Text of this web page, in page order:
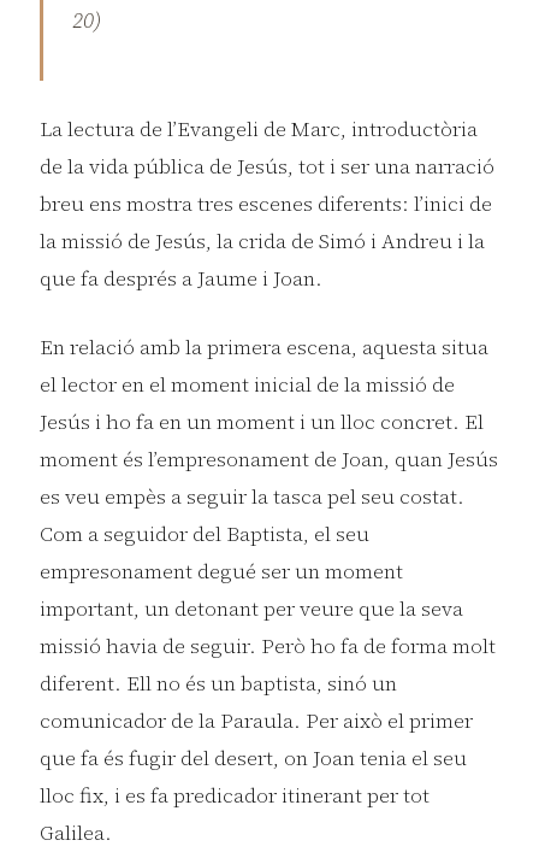
20)
La lectura de l’Evangeli de Marc, introductòria
de la vida pública de Jesús, tot i ser una narració
breu ens mostra tres escenes diferents: l’inici de
la missió de Jesús, la crida de Simó i Andreu i la
que fa després a Jaume i Joan.
En relació amb la primera escena, aquesta situa
el lector en el moment inicial de la missió de
Jesús i ho fa en un moment i un lloc concret. El
moment és l’empresonament de Joan, quan Jesús
es veu empès a seguir la tasca pel seu costat.
Com a seguidor del Baptista, el seu
empresonament degué ser un moment
important, un detonant per veure que la seva
missió havia de seguir. Però ho fa de forma molt
diferent. Ell no és un baptista, sinó un
comunicador de la Paraula. Per això el primer
que fa és fugir del desert, on Joan tenia el seu
lloc fix, i es fa predicador itinerant per tot
Galilea.